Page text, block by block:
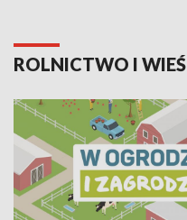
ROLNICTWO I WIEŚ